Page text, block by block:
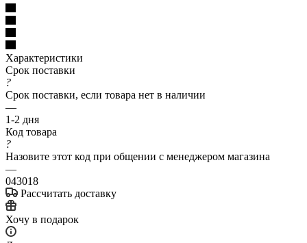
Характеристики
Срок поставки
?
Срок поставки, если товара нет в наличии
—
1-2 дня
Код товара
?
Назовите этот код при общении с менеджером магазина
—
043018
Рассчитать доставку
Хочу в подарок